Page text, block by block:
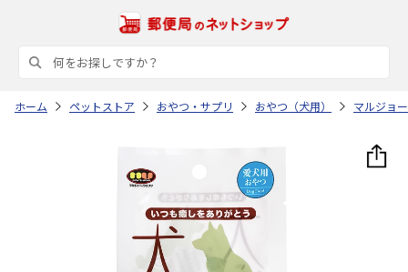
ホーム ペットストア おやつ・サプリ おやつ（犬用） マルジョ